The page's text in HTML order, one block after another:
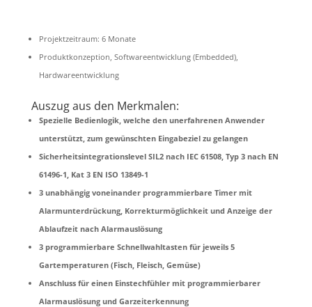
Projektzeitraum: 6 Monate
Produktkonzeption, Softwareentwicklung (Embedded),
Hardwareentwicklung
Auszug aus den Merkmalen:
Spezielle Bedienlogik, welche den unerfahrenen Anwender
unterstützt, zum gewünschten Eingabeziel zu gelangen
Sicherheitsintegrationslevel SIL2 nach IEC 61508, Typ 3 nach EN
61496-1, Kat 3 EN ISO 13849-1
3 unabhängig voneinander programmierbare Timer mit
Alarmunterdrückung, Korrekturmöglichkeit und Anzeige der
Ablaufzeit nach Alarmauslösung
3 programmierbare Schnellwahltasten für jeweils 5
Gartemperaturen (Fisch, Fleisch, Gemüse)
Anschluss für einen Einstechfühler mit programmierbarer
Alarmauslösung und Garzeiterkennung